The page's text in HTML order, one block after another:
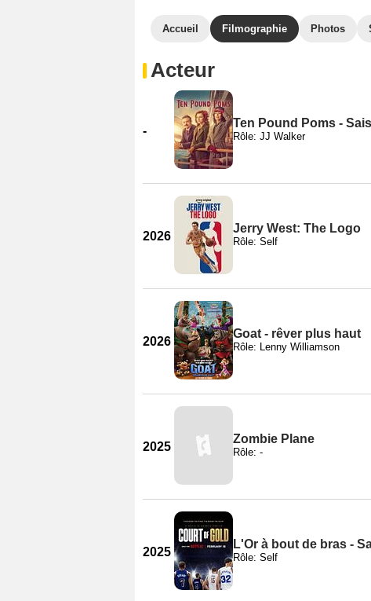
Accueil Filmographie Photos
Acteur
-
Ten Pound Poms -
Rôle: JJ Walker
2026
Jerry West: The Logo
Rôle: Self
2026
Goat - rêver plus haut
Rôle: Lenny Williamson
2025
Zombie Plane
Rôle: -
2025
L'Or à bout de bras -
Rôle: Self